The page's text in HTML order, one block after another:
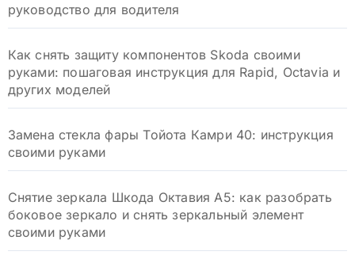
руководство для водителя
Как снять защиту компонентов Skoda своими
руками: пошаговая инструкция для Rapid, Octavia и
других моделей
Замена стекла фары Тойота Камри 40: инструкция
своими руками
Снятие зеркала Шкода Октавия А5: как разобрать
боковое зеркало и снять зеркальный элемент
своими руками